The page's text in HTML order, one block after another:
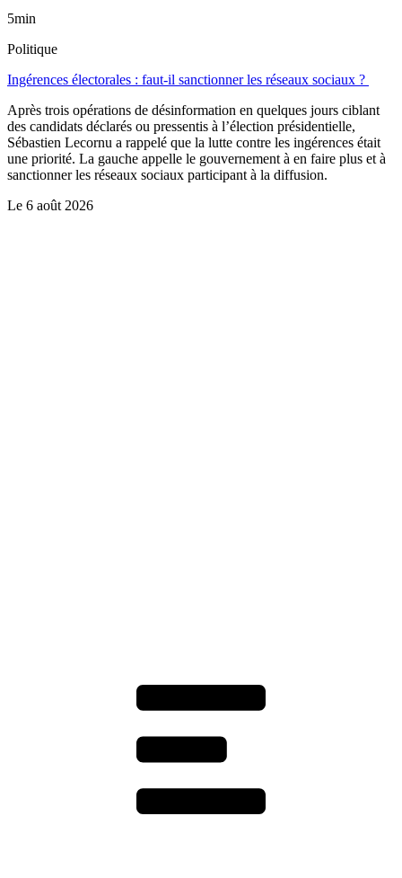
5min
Politique
Ingérences électorales : faut-il sanctionner les réseaux sociaux ?
Après trois opérations de désinformation en quelques jours ciblant
des candidats déclarés ou pressentis à l’élection présidentielle,
Sébastien Lecornu a rappelé que la lutte contre les ingérences était
une priorité. La gauche appelle le gouvernement à en faire plus et à
sanctionner les réseaux sociaux participant à la diffusion.
Le 6 août 2026